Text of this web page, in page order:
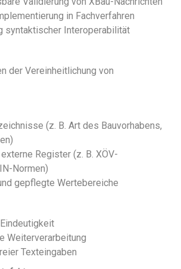
in Fachverfahren
syntaktischer Interoperabilität
der Vereinheitlichung von
(z. B. Art des Bauvorhabens,
Register (z. B. XÖV-
Normen)
gepflegte Wertebereiche
Weiterverarbeitung
Texteingaben